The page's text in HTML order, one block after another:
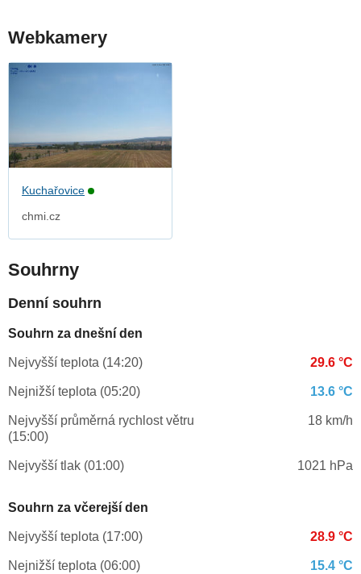
Webkamery
Kuchařovice
chmi.cz
Souhrny
Denní souhrn
Souhrn za dnešní den
Nejvyšší teplota (14:20) 29.6 °C
Nejnižší teplota (05:20) 13.6 °C
Nejvyšší průměrná rychlost větru
(15:00)
18 km/h
Nejvyšší tlak (01:00) 1021 hPa
Souhrn za včerejší den
Nejvyšší teplota (17:00) 28.9 °C
Nejnižší teplota (06:00) 15.4 °C